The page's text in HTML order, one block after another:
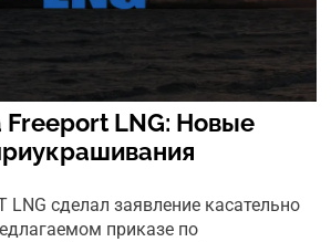
Freeport LNG: Новые
LNG сделал заявление касательно
приказе по